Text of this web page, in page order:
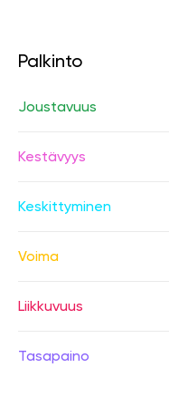
Palkinto
Joustavuus
Kestävyys
Keskittyminen
Voima
Liikkuvuus
Tasapaino